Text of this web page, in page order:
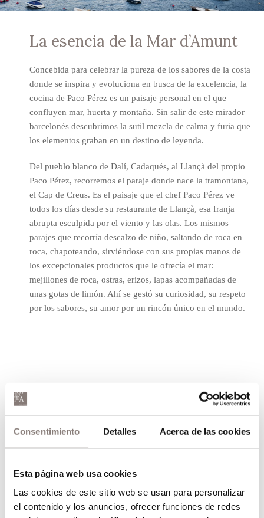
Consentimiento Detalles Acerca de las cookies
Esta página web usa cookies
Las cookies de este sitio web se usan para personalizar
el contenido y los anuncios, ofrecer funciones de redes
La esencia de la Mar d’Amunt
Concebida para celebrar la pureza de los sabores de la costa
donde se inspira y evoluciona en busca de la excelencia, la
cocina de Paco Pérez es un paisaje personal en el que
confluyen mar, huerta y montaña. Sin salir de este mirador
barcelonés descubrimos la sutil mezcla de calma y furia que
los elementos graban en un destino de leyenda.
Del pueblo blanco de Dalí, Cadaqués, al Llançà del propio
Paco Pérez, recorremos el paraje donde nace la tramontana,
el Cap de Creus. Es el paisaje que el chef Paco Pérez ve
todos los días desde su restaurante de Llançà, esa franja
abrupta esculpida por el viento y las olas. Los mismos
parajes que recorría descalzo de niño, saltando de roca en
roca, chapoteando, sirviéndose con sus propias manos de
los excepcionales productos que le ofrecía el mar:
mejillones de roca, ostras, erizos, lapas acompañadas de
unas gotas de limón. Ahí se gestó su curiosidad, su respeto
por los sabores, su amor por un rincón único en el mundo.
De aquí nace hace 17 años Enoteca, que se puede
definir como una perla de la Costa Brava llegada para
envolver este privilegiado enclave de Barcelona con la
esencia de los rincones de la geografía ampurdanesa al
en toda una experiencia para disfrutar, compartir y
saborear un lujo genuino.